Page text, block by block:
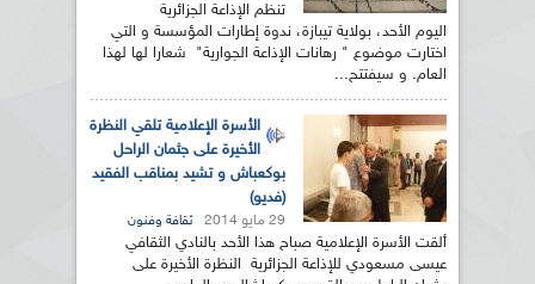
تنظم الإذاعة الجزائرية
اليوم الأحد، بولاية تيبازة، ندوة إطارات المؤسسة و التي
اختارت موضوع " رهانات الإذاعة الجوارية" شعارا لها لهذا
العام. و سيفتتح...
الأسرة الإعلامية تلقي النظرة
الأخيرة على جثمان الراحل
بوكعباش و تشيد بمناقب الفقيد
(فديو)
29 مايو 2014 ثقافة وفنون
ألقت الأسرة الإعلامية صباح هذا الأحد بالنادي الثقافي
عيسى مسعودي للإذاعة الجزائرية النظرة الأخيرة على